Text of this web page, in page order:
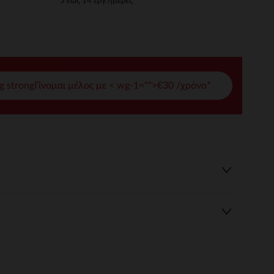
strongΓίνομαι μέλος με < wg-1="">€30 /χρόνο*